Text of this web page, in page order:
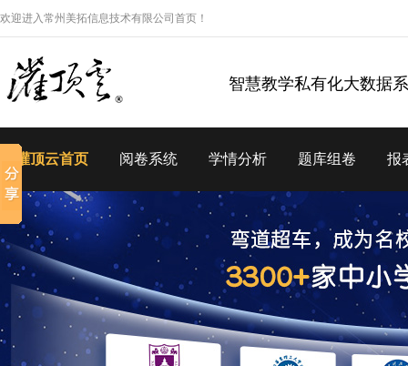
欢迎进入常州美拓信息技术有限公司首页！
智慧教学私有化大数据
灌顶云首页 阅卷系统 学情分析 题库组卷 报